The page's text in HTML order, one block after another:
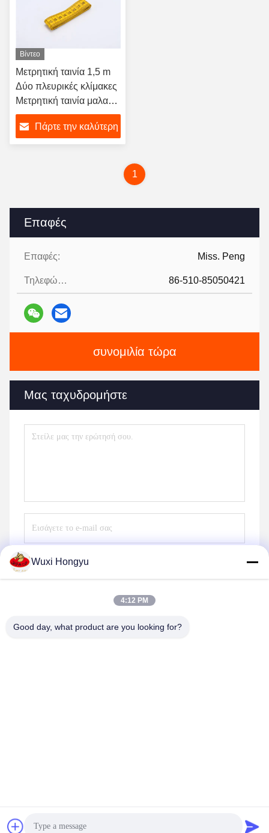
Επαφές
Επαφές: Miss. Peng
Τηλεφώνημα: 86-510-85050421
συνομιλία τώρα
Μας ταχυδρομήστε
Στείλε
Βίντεο
Μετρητική ταινία 1,5 m
Δύο πλευρικές κλίμακες
Μετρητική ταινία μαλακή
ταινία Μέτρηση σώματος
Πάρτε την καλύτερη
1
Wuxi Hongyu
4:12 PM
Good day, what product are you looking for?